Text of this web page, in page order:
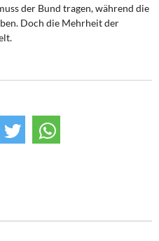
der Bund tragen, während die
Doch die Mehrheit der